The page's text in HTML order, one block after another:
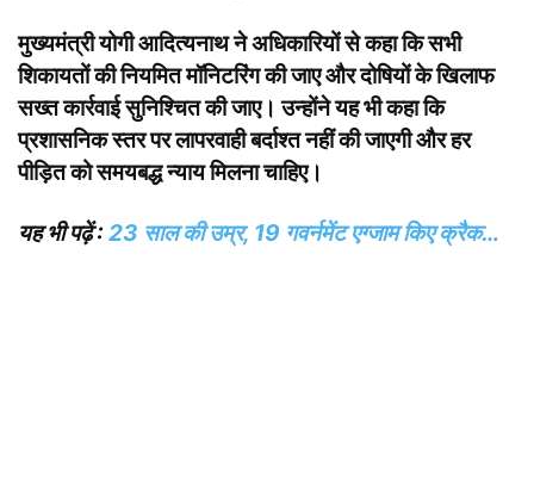
मुख्यमंत्री योगी आदित्यनाथ ने अधिकारियों से कहा कि सभी
शिकायतों की नियमित मॉनिटरिंग की जाए और दोषियों के खिलाफ
सख्त कार्रवाई सुनिश्चित की जाए। उन्होंने यह भी कहा कि
प्रशासनिक स्तर पर लापरवाही बर्दाश्त नहीं की जाएगी और हर
पीड़ित को समयबद्ध न्याय मिलना चाहिए।
यह भी पढ़ें :23 साल की उम्र, 19 गवर्नमेंट एग्जाम किए क्रैक…